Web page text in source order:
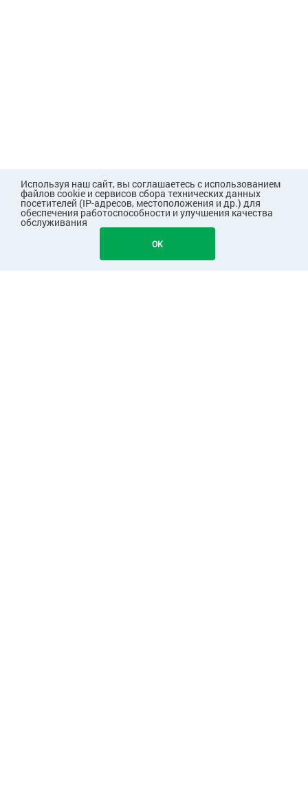
Используя наш сайт, вы соглашаетесь с использованием
файлов cookie и сервисов сбора технических данных
посетителей (IP-адресов, местоположения и др.) для
обеспечения работоспособности и улучшения качества
обслуживания
OK